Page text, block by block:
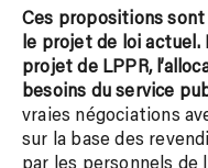
Ces propositions
le projet de loi actuel.
projet de LPPR,
besoins du service
vraies négociations
sur la base des
par les personnels de